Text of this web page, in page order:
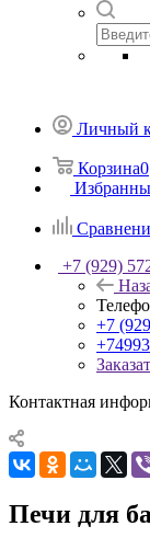
Личный
Корзина0
+7 (929)
+7
Контактная
Печи для